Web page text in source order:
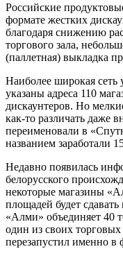
Российские
формате жестких
благодаря снижению
торгового зала,
(паллетная) выкладка
Наиболее широкая сеть
указаны адреса 110
дискаунтеров. Но
как-то различать даже
переименовали в
названием заработали
Недавно появилась
белорусского
некоторые магазины
площадей будет
«Алми» объединяет 40
один из своих
перезапустил именно в